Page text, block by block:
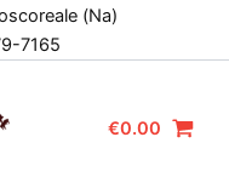
(Na)
7165
€0.00